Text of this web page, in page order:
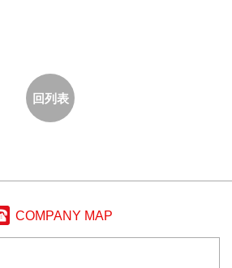
回列表
COMPANY MAP